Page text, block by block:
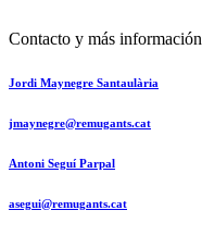
Contacto y más información
Jordi Maynegre Santaulària
jmaynegre@remugants.cat
Antoni Seguí Parpal
asegui@remugants.cat